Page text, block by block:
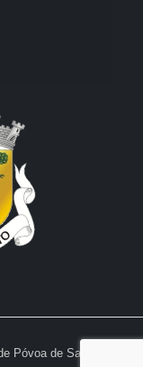
Póvoa de Santo